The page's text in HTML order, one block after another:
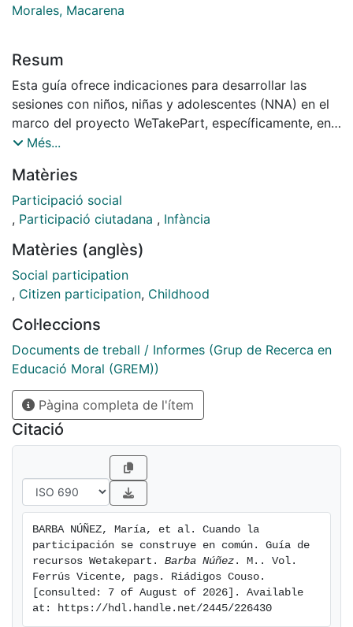
Morales, Macarena
Resum
Esta guía ofrece indicaciones para desarrollar las
sesiones con niños, niñas y adolescentes (NNA) en el
marco del proyecto WeTakePart, específicamente, en
la fase
ofreciendo diferentes herramientas y claves en el
acompañamiento a las personas participantes en el
proceso para que saquen el máximo provecho. De
el manejo de esta guía.
Més...
Matèries
, Participació ciutadana , Infància
Matèries (anglès)
, Citizen participation, Childhood
Col·leccions
Documents de treball / Informes (Grup de Recerca en
Educació Moral (GREM))
Pàgina completa de l'ítem
Citació
BARBA NÚÑEZ, María, et al. Cuando la
participación se construye en común. Guía de
recursos Wetakepart. Barba Núñez . M.. Vol.
Ferrús Vicente, pags. Riádigos Couso.
[consulted: 7 of August of 2026]. Available
at: https://hdl.handle.net/2445/226430